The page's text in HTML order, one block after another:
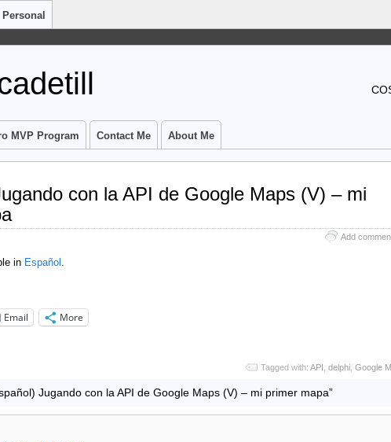
Personal
MVP Program Contact Me About Me
con la API de Google Maps (V) – mi
Add
in Español .
Email More
Tagged with: API delphi Google
Jugando con la API de Google Maps (V) – mi primer mapa”